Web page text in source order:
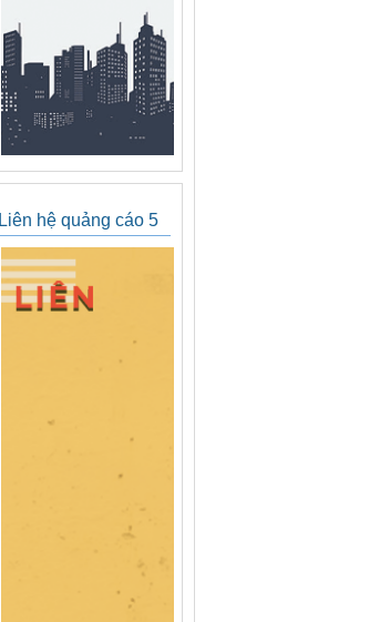
Liên hệ quảng cáo 5